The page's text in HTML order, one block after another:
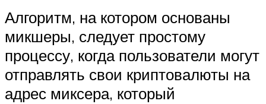
Алгоритм, на котором основаны
микшеры, следует простому
процессу, когда пользователи могут
отправлять свои криптовалюты на
адрес миксера, который